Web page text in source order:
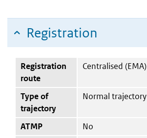
Registration
Registration
route
Centralised (EMA)
Type of
trajectory
Normal trajectory
ATMP
No